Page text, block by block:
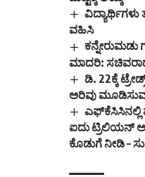
ವಹಿಸಿ
ಕನ್ನೇರುಮಡು
ಮಾದರಿ:
ಡಿ. 22ಕ್ಕೆ
ಅರಿವು
ಎಫ್‌ಕೆಸಿಸಿನಲ್ಲಿ
ಐದು ಟ್ರಿಲಿಯನ್
ಕೊಡುಗೆ ನೀಡಿ –